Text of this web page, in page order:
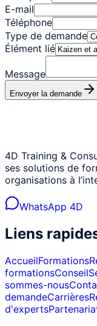
E-mail
Téléphone
Type de demande
Élément lié
Message
Envoyer la demande
4D Training &
ses solutions de
organisations à
WhatsApp 4D
Liens
AccueilFormations
formationsConseil
sommes-nous
demandeCarrières
d'experts